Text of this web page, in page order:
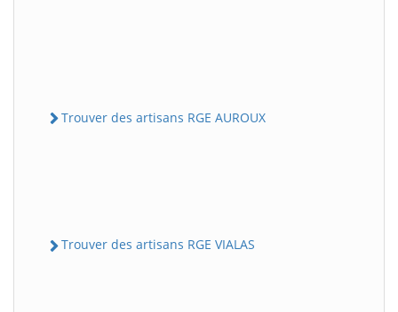
Trouver des artisans RGE AUROUX
Trouver des artisans RGE VIALAS